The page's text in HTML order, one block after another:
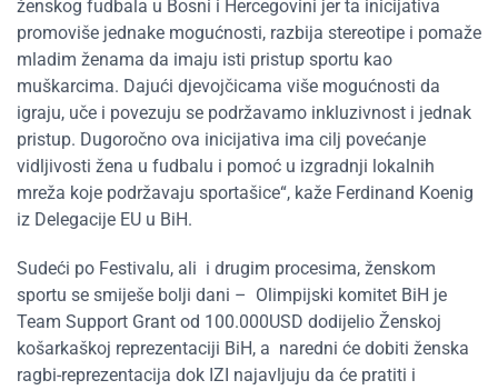
ženskog fudbala u Bosni i Hercegovini jer ta inicijativa
promoviše jednake mogućnosti, razbija stereotipe i pomaže
mladim ženama da imaju isti pristup sportu kao
muškarcima. Dajući djevojčicama više mogućnosti da
igraju, uče i povezuju se podržavamo inkluzivnost i jednak
pristup. Dugoročno ova inicijativa ima cilj povećanje
vidljivosti žena u fudbalu i pomoć u izgradnji lokalnih
mreža koje podržavaju sportašice“, kaže Ferdinand Koenig
iz Delegacije EU u BiH.
Sudeći po Festivalu, ali i drugim procesima, ženskom
sportu se smiješe bolji dani – Olimpijski komitet BiH je
Team Support Grant od 100.000USD dodijelio Ženskoj
košarkaškoj reprezentaciji BiH, a naredni će dobiti ženska
ragbi-reprezentacija dok IZI najavljuju da će pratiti i